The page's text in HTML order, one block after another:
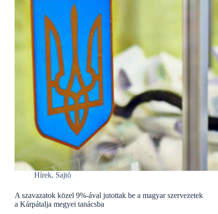
Hírek, Sajtó
A szavazatok közel 9%-ával jutottak be a magyar szervezetek
a Kárpátalja megyei tanácsba